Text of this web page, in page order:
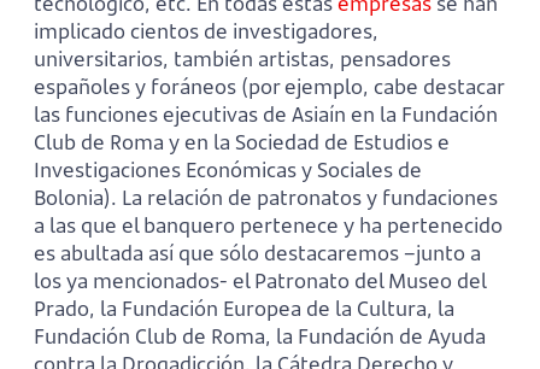
implicado cientos de investigadores,
universitarios, también artistas, pensadores
españoles y foráneos (por ejemplo, cabe destacar
las funciones ejecutivas de Asiaín en la Fundación
Club de Roma y en la Sociedad de Estudios e
Investigaciones Económicas y Sociales de
Bolonia). La relación de patronatos y fundaciones
a las que el banquero pertenece y ha pertenecido
es abultada así que sólo destacaremos –junto a
los ya mencionados- el Patronato del Museo del
Prado, la Fundación Europea de la Cultura, la
Fundación Club de Roma, la Fundación de Ayuda
contra la Drogadicción, la Cátedra Derecho y